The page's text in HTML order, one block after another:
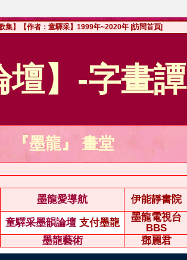
歌集】【作者：童驛采】1999年~2020年 |訪問首頁|
壇】-字畫譚
『墨龍』 畫堂
墨龍愛導航 伊能靜書院
童驛采墨韻論壇 支付墨龍
墨龍電視台
BBS
墨龍藝術 鄧麗君